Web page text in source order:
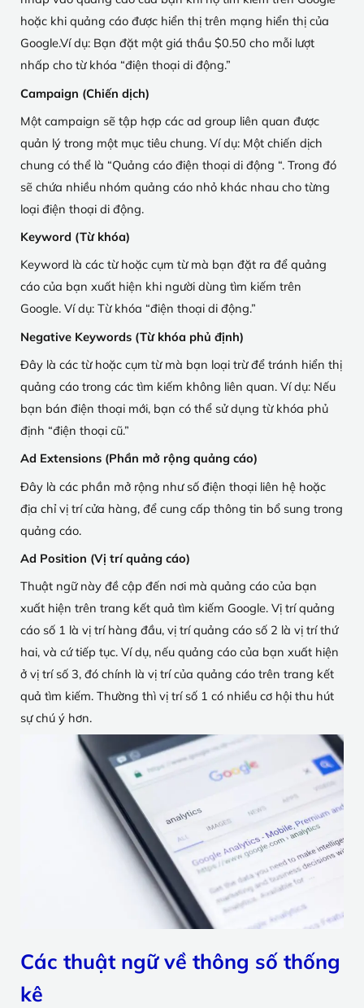
hoặc khi quảng cáo được hiển thị trên mạng hiển thị của
Google.Ví dụ: Bạn đặt một giá thầu $0.50 cho mỗi lượt
nhấp cho từ khóa “điện thoại di động.”
Campaign (Chiến dịch)
Một campaign sẽ tập hợp các ad group liên quan được
quản lý trong một mục tiêu chung. Ví dụ: Một chiến dịch
chung có thể là “Quảng cáo điện thoại di động “. Trong đó
sẽ chứa nhiều nhóm quảng cáo nhỏ khác nhau cho từng
loại điện thoại di động.
Keyword (Từ khóa)
Keyword là các từ hoặc cụm từ mà bạn đặt ra để quảng
cáo của bạn xuất hiện khi người dùng tìm kiếm trên
Google. Ví dụ: Từ khóa “điện thoại di động.”
Negative Keywords (Từ khóa phủ định)
Đây là các từ hoặc cụm từ mà bạn loại trừ để tránh hiển thị
quảng cáo trong các tìm kiếm không liên quan. Ví dụ: Nếu
bạn bán điện thoại mới, bạn có thể sử dụng từ khóa phủ
định “điện thoại cũ.”
Ad Extensions (Phần mở rộng quảng cáo)
Đây là các phần mở rộng như số điện thoại liên hệ hoặc
địa chỉ vị trí cửa hàng, để cung cấp thông tin bổ sung trong
quảng cáo.
Ad Position (Vị trí quảng cáo)
Thuật ngữ này đề cập đến nơi mà quảng cáo của bạn
xuất hiện trên trang kết quả tìm kiếm Google. Vị trí quảng
cáo số 1 là vị trí hàng đầu, vị trí quảng cáo số 2 là vị trí thứ
hai, và cứ tiếp tục. Ví dụ, nếu quảng cáo của bạn xuất hiện
ở vị trí số 3, đó chính là vị trí của quảng cáo trên trang kết
quả tìm kiếm. Thường thì vị trí số 1 có nhiều cơ hội thu hút
sự chú ý hơn.
Các thuật ngữ về thông số thống
kê